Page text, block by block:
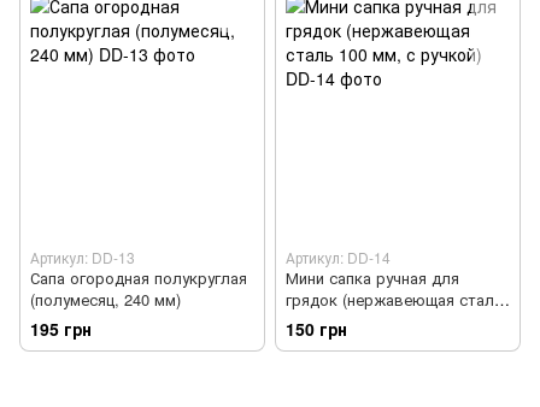
Артикул: DD-13
Сапа огородная полукруглая
(полумесяц, 240 мм)
195 грн
Артикул: DD-14
Мини сапка ручная для
грядок (нержавеющая сталь
100 мм, с ручкой)
150 грн